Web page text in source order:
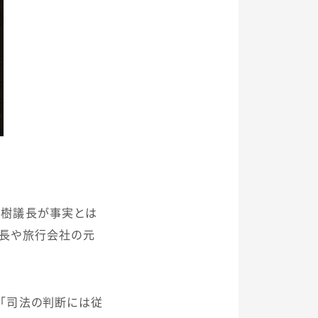
議長が事実とは
や旅行会社の元
司法の判断には従